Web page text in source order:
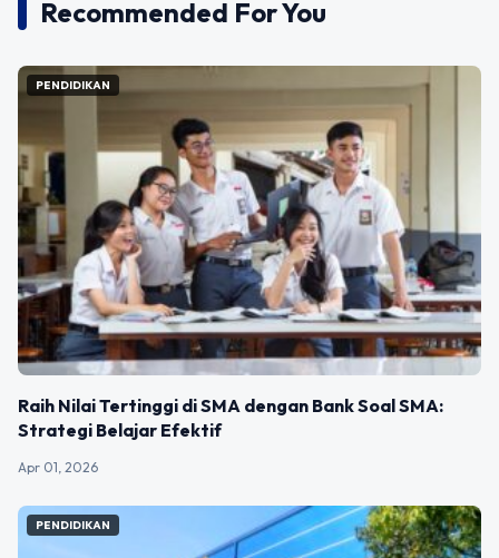
Recommended For You
PENDIDIKAN
Raih Nilai Tertinggi di SMA dengan Bank Soal SMA:
Strategi Belajar Efektif
Apr 01, 2026
PENDIDIKAN